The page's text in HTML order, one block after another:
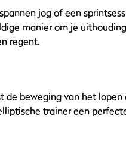
jog of een
manier om je
regent.
de beweging van het
trainer een